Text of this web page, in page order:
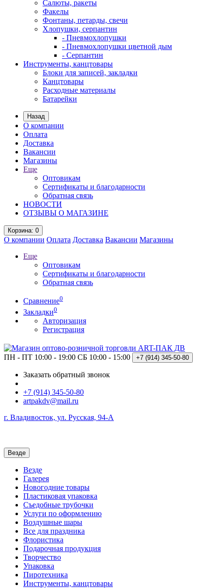
Салюты, ракеты
Факелы
Фонтаны, петарды, свечи
Хлопушки, серпантин
- Пневмохлопушки
- Пневмохлопушки цветной дым
- Серпантин
Инструменты, канцтовары
Блоки для записей, закладки
Канцтовары
Расходные материалы
Батарейки
Назад
О компании
Оплата
Доставка
Вакансии
Магазины
Еще
Оптовикам
Сертификаты и благодарности
Обратная связь
НОВОСТИ
ОТЗЫВЫ О МАГАЗИНЕ
Корзина: 0
О компании Оплата Доставка Вакансии Магазины
Еще
Оптовикам
Сертификаты и благодарности
Обратная связь
Сравнение0
Закладки0
Авторизация
Регистрация
ПН - ПТ 10:00 - 19:00 СБ 10:00 - 15:00 +7 (914) 345-50-80
Заказать обратный звонок
+7 (914) 345-50-80
artpakdv@mail.ru
г. Владивосток, ул. Русская, 94-А
Везде
Везде
Галерея
Новогодние товары
Пластиковая упаковка
Съедобные трубочки
Услуги по оформлению
Воздушные шары
Все для праздника
Флористика
Подарочная продукция
Творчество
Упаковка
Пиротехника
Инструменты, канцтовары